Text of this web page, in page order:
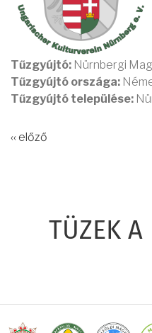
Tűzgyújtó: Nürnbergi
Tűzgyújtó országa:
Tűzgyújtó települése:
‹‹ előző
TÜZEK A